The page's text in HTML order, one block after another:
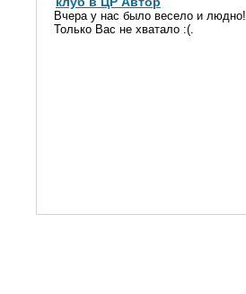
Вчера у нас было весело и людно!
Только Вас не хватало :(.